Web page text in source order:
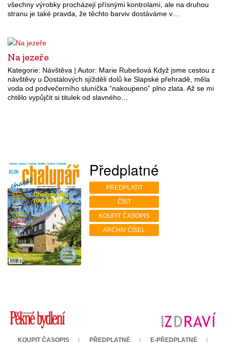
všechny výrobky procházejí přísnými kontrolami, ale na druhou
stranu je také pravda, že těchto barviv dostáváme v…
Na jezeře
Kategorie: Návštěva | Autor: Marie Rubešová Když jsme cestou z
návštěvy u Dostálových sjížděli dolů ke Slapské přehradě, měla
voda od podvečerního sluníčka “nakoupeno” plno zlata. Až se mi
chtělo vypůjčit si titulek od slavného…
Předplatné
PŘEDPLATIT
ČÍST
KOUPIT ČASOPIS
ARCHIV ČÍSEL
KOUPIT ČASOPIS PŘEDPLATNÉ E-PŘEDPLATNÉ